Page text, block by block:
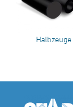
Halbzeuge